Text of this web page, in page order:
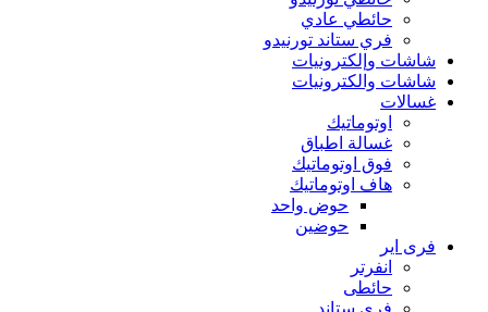
حائطي عادي
فري ستاند تورنيدو
شاشات وإلكترونيات
شاشات والكترونيات
غسالات
اوتوماتيك
غسالة اطباق
فوق اوتوماتيك
هاف اوتوماتيك
حوض واحد
حوضين
فرى اير
انفرتر
حائطى
فري ستاند